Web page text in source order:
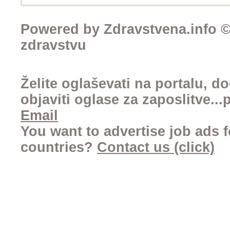
Powered by Zdravstvena.info
zdravstvu
Želite oglaševati na portalu,
objaviti oglase za
Email
You want to advertise job ads
countries? Contact us (click)